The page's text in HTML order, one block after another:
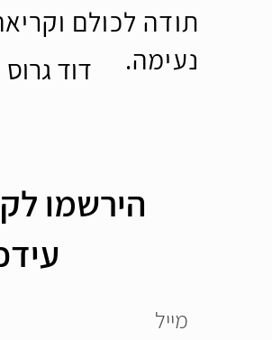
תודה לכולם
נעימה.
דוד גרוס
הירשמו